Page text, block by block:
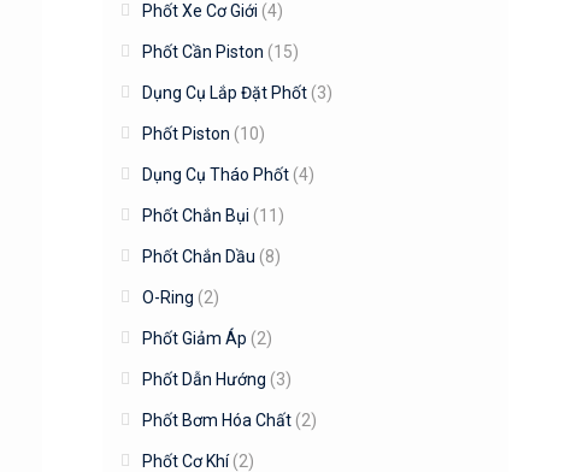
Phốt Xe Cơ Giới (4)
Phốt Cần Piston (15)
Dụng Cụ Lắp Đặt Phốt (3)
Phốt Piston (10)
Dụng Cụ Tháo Phốt (4)
Phốt Chắn Bụi (11)
Phốt Chắn Dầu (8)
O-Ring (2)
Phốt Giảm Áp (2)
Phốt Dẫn Hướng (3)
Phốt Bơm Hóa Chất (2)
Phốt Cơ Khí (2)